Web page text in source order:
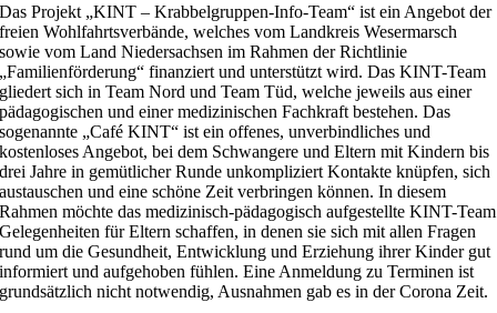
Das Projekt „KINT – Krabbelgruppen-Info-Team“ ist ein Angebot der
freien Wohlfahrtsverbände, welches vom Landkreis Wesermarsch
sowie vom Land Niedersachsen im Rahmen der Richtlinie
„Familienförderung“ finanziert und unterstützt wird. Das KINT-Team
gliedert sich in Team Nord und Team Tüd, welche jeweils aus einer
pädagogischen und einer medizinischen Fachkraft bestehen. Das
sogenannte „Café KINT“ ist ein offenes, unverbindliches und
kostenloses Angebot, bei dem Schwangere und Eltern mit Kindern bis
drei Jahre in gemütlicher Runde unkompliziert Kontakte knüpfen, sich
austauschen und eine schöne Zeit verbringen können. In diesem
Rahmen möchte das medizinisch-pädagogisch aufgestellte KINT-Team
Gelegenheiten für Eltern schaffen, in denen sie sich mit allen Fragen
rund um die Gesundheit, Entwicklung und Erziehung ihrer Kinder gut
informiert und aufgehoben fühlen. Eine Anmeldung zu Terminen ist
grundsätzlich nicht notwendig, Ausnahmen gab es in der Corona Zeit.